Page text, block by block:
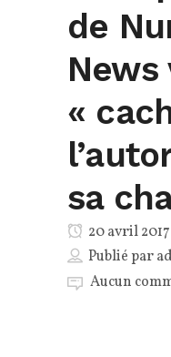
de
News
«
sa
20 avril 2017
Publié par
Aucun